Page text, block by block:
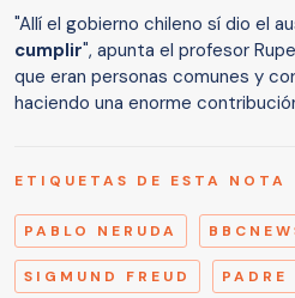
"Allí el gobierno chileno sí dio el
cumplir", apunta el profesor
que eran personas comunes y
haciendo una enorme
ETIQUETAS DE ESTA NOTA
PABLO NERUDA
SIGMUND FREUD